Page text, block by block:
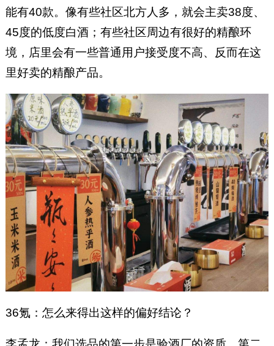
能有40款。像有些社区北方人多，就会主卖38度、
45度的低度白酒；有些社区周边有很好的精酿环
境，店里会有一些普通用户接受度不高、反而在这
里好卖的精酿产品。
36氪：怎么来得出这样的偏好结论？